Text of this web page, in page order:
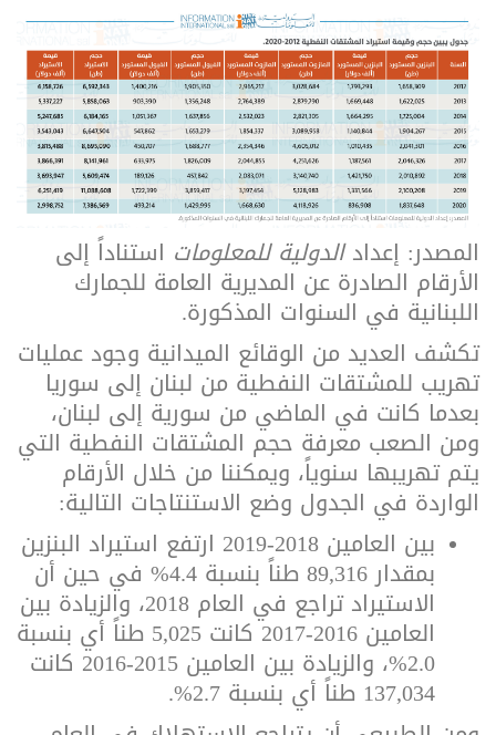
المصدر: إعدادالدولية للمعلومات استناداً إلى
الأرقام الصادرة عن المديرية العامة للجمارك
اللبنانية في السنوات المذكورة.
تكشف العديد من الوقائع الميدانية وجود عمليات
تهريب للمشتقات النفطية من لبنان إلى سوريا
بعدما كانت في الماضي من سورية إلى لبنان،
ومن الصعب معرفة حجم المشتقات النفطية التي
يتم تهريبها سنوياً، ويمكننا من خلال الأرقام
الواردة في الجدول وضع الاستنتاجات التالية:
بين العامين 2018-2019 ارتفع استيراد البنزين
بمقدار 89,316 طناً بنسبة 4.4% في حين أن
الاستيراد تراجع في العام 2018، والزيادة بين
العامين 2016-2017 كانت 5,025 طناً أي بنسبة
2.0%، والزيادة بين العامين 2015-2016 كانت
137,034 طناً أي بنسبة 2.7%.